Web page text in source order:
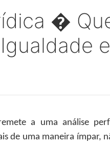
�
e
a uma análise
de uma maneira ímpar,